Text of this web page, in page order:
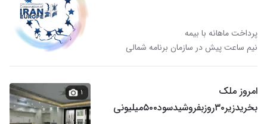
پرداخت ماهانه با بیمه
نیم ساعت پیش در سازمان برنامه شمالی
امروز ملک
بخریدزیر۳۰روزبفروشیدسود۵۰۰میلیونی
۱